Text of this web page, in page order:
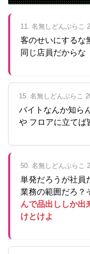
11. 名無しどんぶらこ
客のせいにするな
同じ店員だからな
15. 名無しどんぶらこ
バイトなんか知ら
や フロアに立てば
50. 名無しどんぶらこ
単発だろうが社員
業務の範囲だろ？
んで品出ししか出
けとけよ